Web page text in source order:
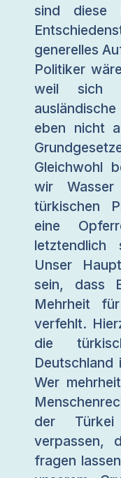
sind diese
generelles
Politiker
weil sich
eben nicht
Gleichwohl
wir
türkischen
eine
letztendlich
Unser
sein, dass
Mehrheit
verfehlt.
die
Deutschland
Wer
der
verpassen,
fragen